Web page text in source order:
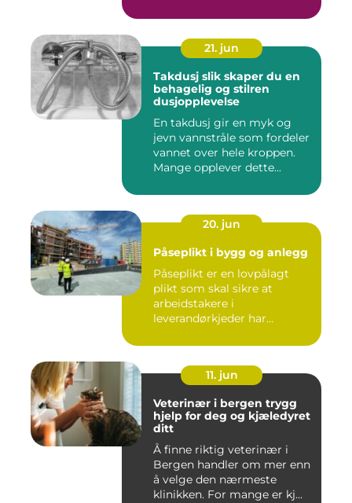
21. jun
Takdusj slik skaper du en
behagelig og stilren
dusjopplevelse
En takdusj gir en myk og
jevn vannstråle som fordeler
vannet over hele kroppen.
Mange opplever dette...
20. jun
Påseplikt i bygg og anlegg
Påseplikt er en lovpålagt
plikt som skal sikre at
arbeidstakere i
leverandørkjeder har
11. jun
Veterinær i bergen trygg
hjelp for deg og kjæledyret
ditt
Å finne riktig veterinær i
Bergen handler om mer enn
å velge den nærmeste
klinikken. For mange er kj...